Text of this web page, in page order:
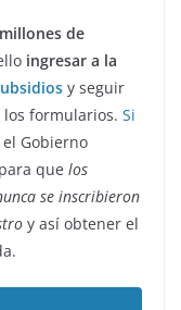
de
ingresar a la
y seguir
los formularios. Si
el Gobierno
que los
se inscribieron
y así obtener el